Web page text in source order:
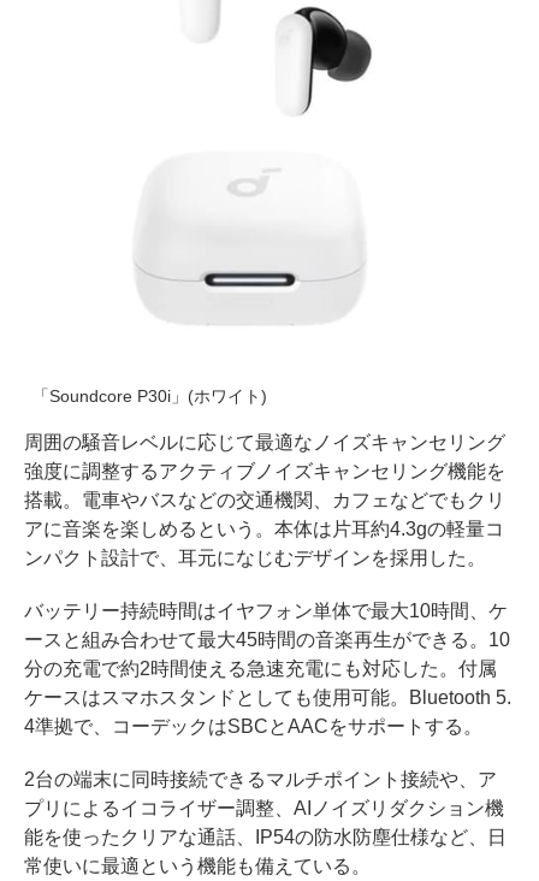
「Soundcore P30i」(ホワイト)
周囲の騒音レベルに応じて最適なノイズキャンセリング
強度に調整するアクティブノイズキャンセリング機能を
搭載。電車やバスなどの交通機関、カフェなどでもクリ
アに音楽を楽しめるという。本体は片耳約4.3gの軽量コ
ンパクト設計で、耳元になじむデザインを採用した。
バッテリー持続時間はイヤフォン単体で最大10時間、ケ
ースと組み合わせて最大45時間の音楽再生ができる。10
分の充電で約2時間使える急速充電にも対応した。付属
ケースはスマホスタンドとしても使用可能。Bluetooth 5.
4準拠で、コーデックはSBCとAACをサポートする。
2台の端末に同時接続できるマルチポイント接続や、ア
プリによるイコライザー調整、AIノイズリダクション機
能を使ったクリアな通話、IP54の防水防塵仕様など、日
常使いに最適という機能も備えている。